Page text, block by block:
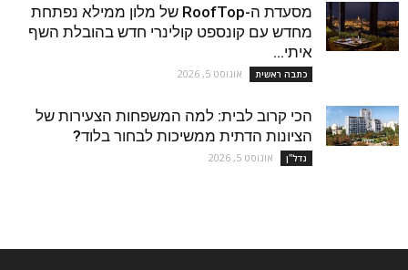
מסעדת ה-RoofTop של מלון ממילא נפתחת
מחדש עם קונספט קולינרי חדש בהובלת השף
איתי...
כתבה ראשית אוגוסט 5, 2026
הכי קרוב לבית: למה המשפחות הצעירות של
הציונות הדתית ממשיכות לבחור בלוד?
נדל''ן אוגוסט 5, 2026